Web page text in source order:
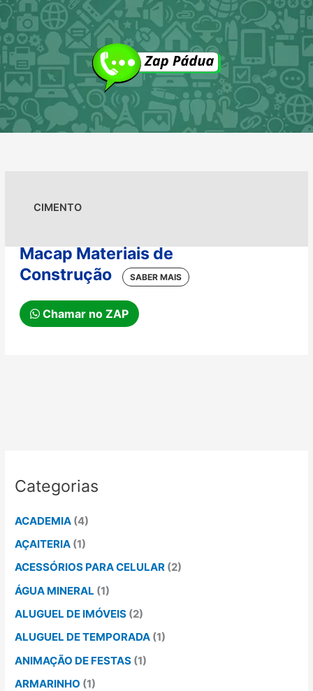
Ir
para
o
conteúdo
CIMENTO
Macap Materiais de
Construção
Chamar no ZAP
Categorias
ACADEMIA (4)
AÇAITERIA (1)
ACESSÓRIOS PARA CELULAR (2)
ÁGUA MINERAL (1)
ALUGUEL DE IMÓVEIS (2)
ALUGUEL DE TEMPORADA (1)
ANIMAÇÃO DE FESTAS (1)
ARMARINHO (1)